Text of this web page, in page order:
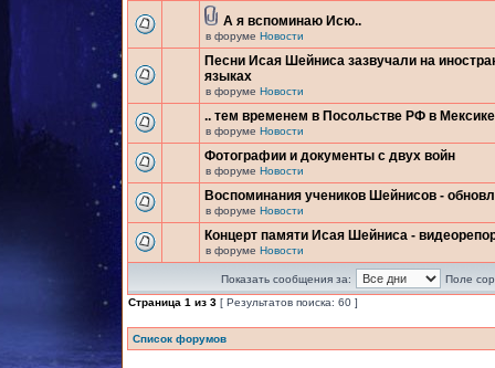
А я вспоминаю Исю..
в форуме Новости
Песни Исая Шейниса зазвучали на
языках
в форуме Новости
.. тем временем в Посольстве РФ в
в форуме Новости
Фотографии и документы с двух войн
в форуме Новости
Воспоминания учеников Шейнисов -
в форуме Новости
Концерт памяти Исая Шейниса -
в форуме Новости
Показать сообщения за:
Поле
Страница 1 из 3 [ Результатов поиска: 60 ]
Список форумов